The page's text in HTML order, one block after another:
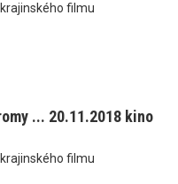
filmu
... 20.11.2018 kino
filmu